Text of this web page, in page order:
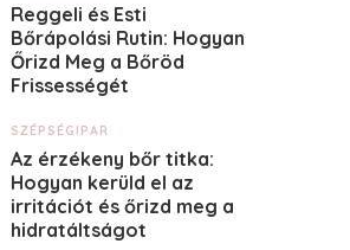
Reggeli és Esti
Bőrápolási Rutin: Hogyan
Őrizd Meg a Bőröd
Frissességét
SZÉPSÉGIPAR
Az érzékeny bőr titka:
Hogyan kerüld el az
irritációt és őrizd meg a
hidratáltságot